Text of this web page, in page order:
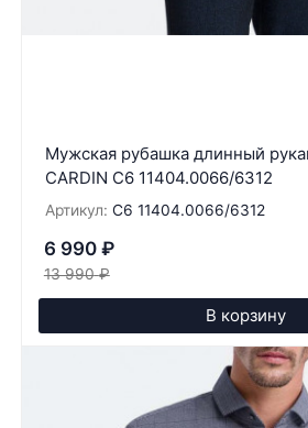
Мужская рубашка длинный
CARDIN C6 11404.0066/6312
Артикул: C6 11404.0066/6312
6 990 ₽
13 990 ₽
В корзину